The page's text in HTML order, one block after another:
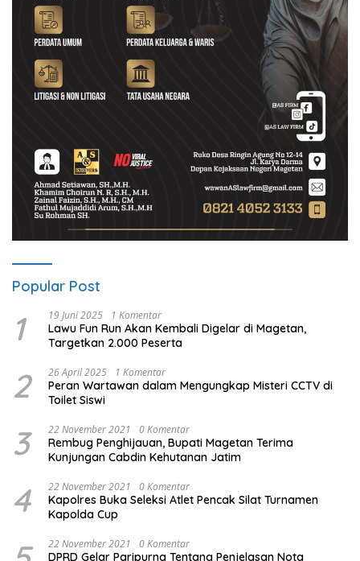
Popular Post
1 19 Juni 2025 1 Komentar
Lawu Fun Run Akan Kembali Digelar di Magetan,
Targetkan 2.000 Peserta
2 26 April 2025 1 Komentar
Peran Wartawan dalam Mengungkap Misteri CCTV di
Toilet Siswi
3 22 November 2021 0 Komentar
Rembug Penghijauan, Bupati Magetan Terima
Kunjungan Cabdin Kehutanan Jatim
4 22 November 2021 0 Komentar
Kapolres Buka Seleksi Atlet Pencak Silat Turnamen
Kapolda Cup
22 November 2021 0 Komentar
DPRD Gelar Paripurna Tentang Penjelasan Nota